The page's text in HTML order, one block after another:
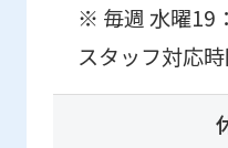
※ 毎週 水曜19
スタッフ対応時